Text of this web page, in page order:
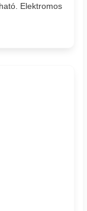
Elektromos